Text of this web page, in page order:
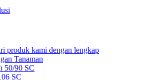
produk kami dengan lengkap
Tanaman
50/90 SC
SC